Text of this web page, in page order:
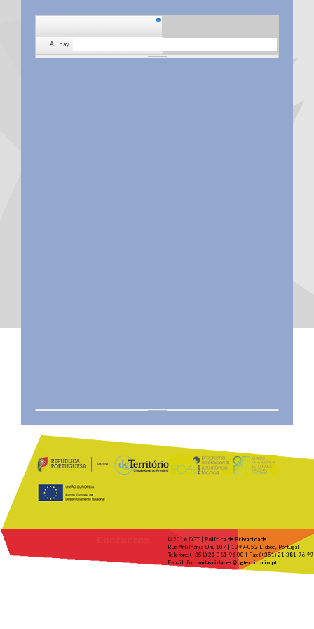
All day
© 2016 DGT | Política de Privacidade
Rua Artilharia Um, 107 | 1099-052 Lisboa, Portugal
Telefone (+351) 21 381 96 00 | Fax (+351) 21 381 96 99
E-mail: forumdascidades@dgterritorio.pt